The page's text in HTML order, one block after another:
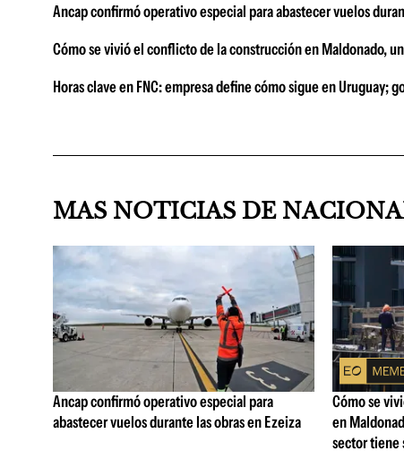
Ancap confirmó operativo especial para abastecer vuelos
Cómo se vivió el conflicto de la construcción en Maldonado,
Horas clave en FNC: empresa define cómo sigue en
MAS NOTICIAS DE
Ancap confirmó operativo especial para
abastecer vuelos durante las obras en Ezeiza
Cómo se
en
sector tiene